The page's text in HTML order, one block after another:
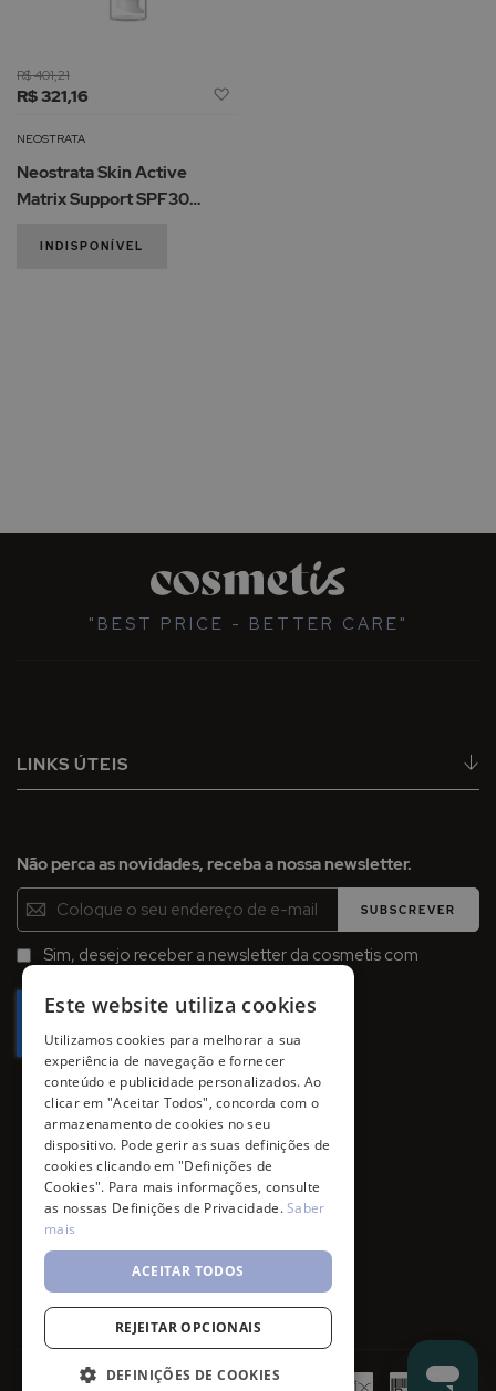
R$ 321,16
R$ 401,21
NEOSTRATA
Neostrata Skin Active
Matrix Support SPF30
INDISPONÍVEL
"BEST PRICE - BETTER CARE"
LINKS ÚTEIS
Não perca as novidades, receba a nossa newsletter.
Inscreva-
se
na
Newsletter:
SUBSCREVER
Sim, desejo receber a newsletter da cosmetis com
Este website utiliza cookies
Utilizamos cookies para melhorar a sua
experiência de navegação e fornecer
conteúdo e publicidade personalizados. Ao
clicar em "Aceitar Todos", concorda com o
armazenamento de cookies no seu
dispositivo. Pode gerir as suas definições de
cookies clicando em "Definições de
Cookies". Para mais informações, consulte
as nossas Definições de Privacidade.Saber
mais
ACEITAR TODOS
REJEITAR OPCIONAIS
DEFINIÇÕES DE COOKIES